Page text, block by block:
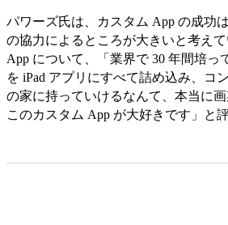
パワーズ氏は、カスタム App の成功
の協力によるところが大きいと考え
App について、「業界で 30 年間培っ
を iPad アプリにすべて詰め込み、コ
の家に持っていけるなんて、本当に
このカスタム App が大好きです」と